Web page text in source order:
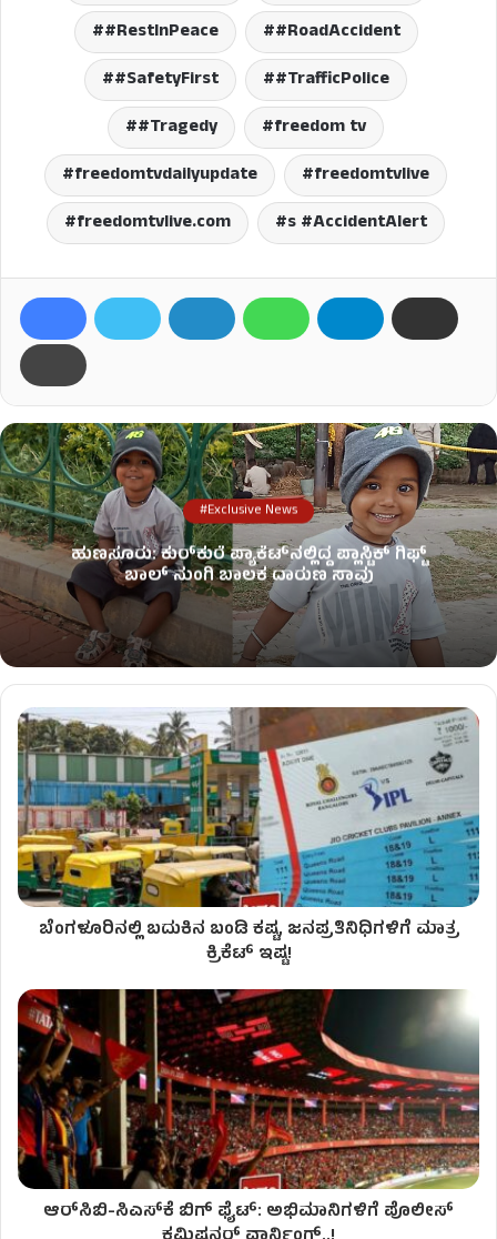
#RestInPeace
#RoadAccident
#SafetyFirst
#TrafficPolice
#Tragedy
freedom tv
freedomtvdailyupdate
freedomtvlive
freedomtvlive.com
s #AccidentAlert
#Exclusive News
ಹುಣಸೂರು: ಕುರ್‌ಕುರೆ ಪ್ಯಾಕೆಟ್‌ನಲ್ಲಿದ್ದ ಪ್ಲಾಸ್ಟಿಕ್ ಗಿಫ್ಟ್
ಬಾಲ್ ನುಂಗಿ ಬಾಲಕ ದಾರುಣ ಸಾವು
ಬೆಂಗಳೂರಿನಲ್ಲಿ ಬದುಕಿನ ಬಂಡಿ ಕಷ್ಟ, ಜನಪ್ರತಿನಿಧಿಗಳಿಗೆ ಮಾತ್ರ
ಕ್ರಿಕೆಟ್ ಇಷ್ಟ!
ಆರ್‌ಸಿಬಿ-ಸಿಎಸ್‌ಕೆ ಬಿಗ್ ಫೈಟ್: ಅಭಿಮಾನಿಗಳಿಗೆ ಪೊಲೀಸ್